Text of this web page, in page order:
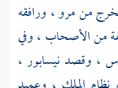
منمرو، ورافقه
من الأصحاب ، وفي
، وقصدنيسابور ،